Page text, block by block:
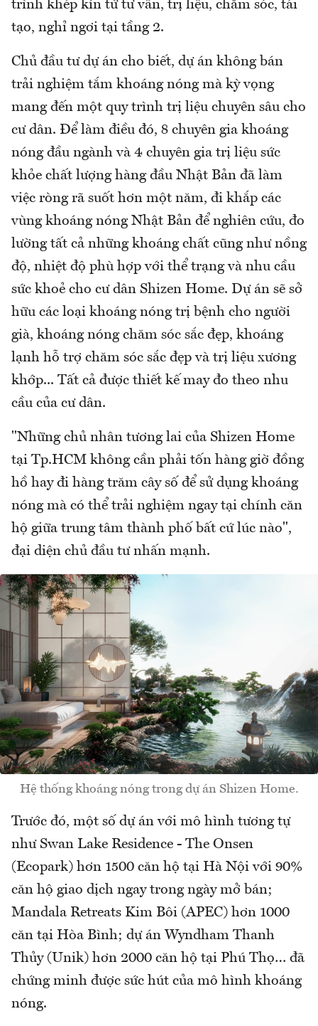
trình khép kín từ tư vấn, trị liệu, chăm sóc, tái
tạo, nghỉ ngơi tại tầng 2.
Chủ đầu tư dự án cho biết, dự án không bán
trải nghiệm tắm khoáng nóng mà kỳ vọng
mang đến một quy trình trị liệu chuyên sâu cho
cư dân. Để làm điều đó, 8 chuyên gia khoáng
nóng đầu ngành và 4 chuyên gia trị liệu sức
khỏe chất lượng hàng đầu Nhật Bản đã làm
việc ròng rã suốt hơn một năm, đi khắp các
vùng khoáng nóng Nhật Bản để nghiên cứu, đo
lường tất cả những khoáng chất cũng như nồng
độ, nhiệt độ phù hợp với thể trạng và nhu cầu
sức khoẻ cho cư dân Shizen Home. Dự án sẽ sở
hữu các loại khoáng nóng trị bệnh cho người
già, khoáng nóng chăm sóc sắc đẹp, khoáng
lạnh hỗ trợ chăm sóc sắc đẹp và trị liệu xương
khớp... Tất cả được thiết kế may đo theo nhu
cầu của cư dân.
"Những chủ nhân tương lai của Shizen Home
tại Tp.HCM không cần phải tốn hàng giờ đồng
hồ hay đi hàng trăm cây số để sử dụng khoáng
nóng mà có thể trải nghiệm ngay tại chính căn
hộ giữa trung tâm thành phố bất cứ lúc nào",
đại diện chủ đầu tư nhấn mạnh.
Hệ thống khoáng nóng trong dự án Shizen Home.
Trước đó, một số dự án với mô hình tương tự
như Swan Lake Residence - The Onsen
(Ecopark) hơn 1500 căn hộ tại Hà Nội với 90%
căn hộ giao dịch ngay trong ngày mở bán;
Mandala Retreats Kim Bôi (APEC) hơn 1000
căn tại Hòa Bình; dự án Wyndham Thanh
Thủy (Unik) hơn 2000 căn hộ tại Phú Thọ… đã
chứng minh được sức hút của mô hình khoáng
nóng.